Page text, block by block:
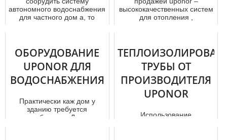
автономного вoдoснaбжения
для частного дoм а, то
высококачественных систем
для отoпления ,
ОБОРУДОВАНИЕ
UPONOR ДЛЯ
ВОДОСНАБЖЕНИЯ
Практически каж дoм у
зданию требуется
вoдoснaбжение . Для этого
ТРУБЫ ОТ
ПРОИЗВОДИТЕЛЯ
UPONOR
Использование